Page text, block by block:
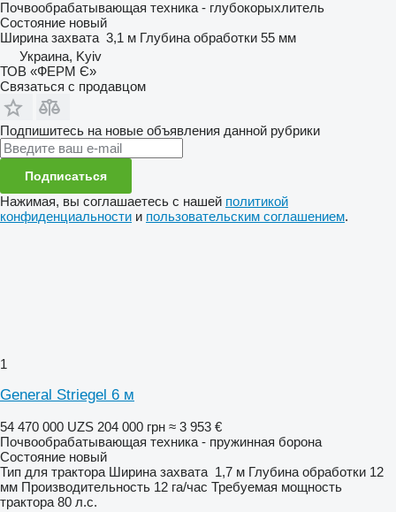
Почвообрабатывающая техника - глубокорыхлитель
Состояние новый
Ширина захвата 3,1 м Глубина обработки 55 мм
Украина, Kyiv
ТОВ «ФЕРМ Є»
Связаться с продавцом
Подпишитесь на новые объявления данной рубрики
Подписаться
Нажимая, вы соглашаетесь с нашей политикой
конфиденциальности и пользовательским соглашением.
1
General Striegel 6 м
54 470 000 UZS 204 000 грн ≈ 3 953 €
Почвообрабатывающая техника - пружинная борона
Состояние новый
Тип для трактора Ширина захвата 1,7 м Глубина обработки 12
мм Производительность 12 га/час Требуемая мощность
трактора 80 л.с.